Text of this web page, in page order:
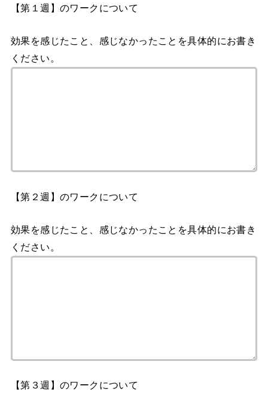
【第１週】のワークについて
効果を感じたこと、感じなかったことを具体的にお書き
ください。
【第２週】のワークについて
効果を感じたこと、感じなかったことを具体的にお書き
ください。
【第３週】のワークについて